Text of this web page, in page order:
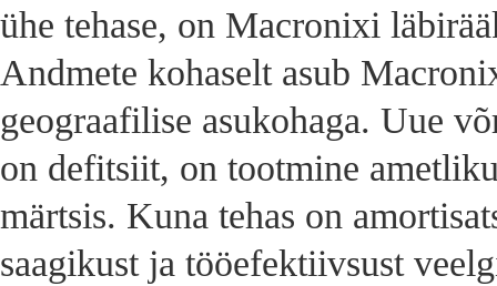
ühe tehase, on Macronixi
Andmete kohaselt asub
geograafilise asukohaga. Uue
on defitsiit, on tootmine
märtsis. Kuna tehas on
saagikust ja tööefektiivsust